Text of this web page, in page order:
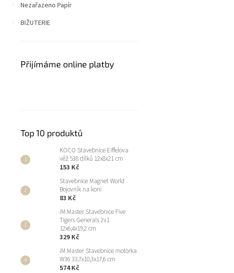
Nezařazeno Papír
BIŽUTERIE
Přijímáme online platby
Top 10 produktů
KOCO Stavebnice Eiffelova
věž 538 dílků 12x8x21 cm
153 Kč
Stavebnice Magnet World
Bojovník na koni
83 Kč
iM.Master Stavebnice Five
Tigers Generals 2v1
12x6,4x19,2 cm
329 Kč
iM.Master Stavebnice motorka
W36 33,7x10,3x17,6 cm
574 Kč